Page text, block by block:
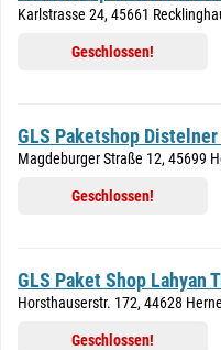
Karlstrasse 24, 45661
Geschlossen!
GLS Paketshop
Magdeburger Straße 12, 45699
Geschlossen!
GLS Paket Shop Lahyan
Horsthauserstr. 172, 44628 Herne
Geschlossen!